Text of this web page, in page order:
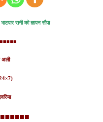
रानी को ज्ञापन सौपा
अली